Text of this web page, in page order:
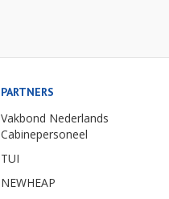
PARTNERS
Vakbond Nederlands
Cabinepersoneel
TUI
NEWHEAP